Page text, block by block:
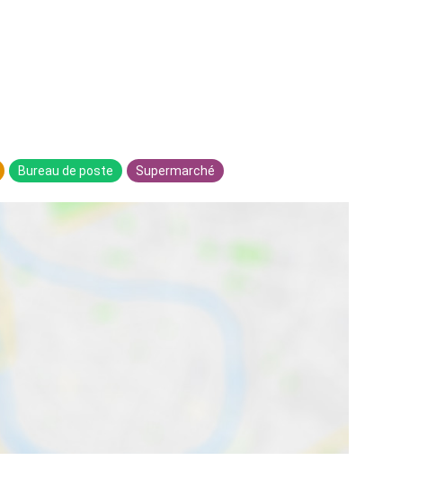
Bureau de poste Supermarché